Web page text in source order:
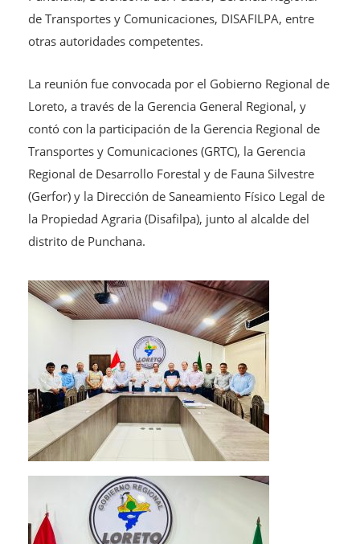
de Transportes y Comunicaciones, DISAFILPA, entre
otras autoridades competentes.
La reunión fue convocada por el Gobierno Regional de
Loreto, a través de la Gerencia General Regional, y
contó con la participación de la Gerencia Regional de
Transportes y Comunicaciones (GRTC), la Gerencia
Regional de Desarrollo Forestal y de Fauna Silvestre
(Gerfor) y la Dirección de Saneamiento Físico Legal de
la Propiedad Agraria (Disafilpa), junto al alcalde del
distrito de Punchana.